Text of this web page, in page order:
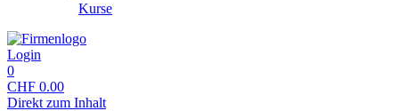
Kurse
Login
0
CHF 0.00
Direkt zum Inhalt